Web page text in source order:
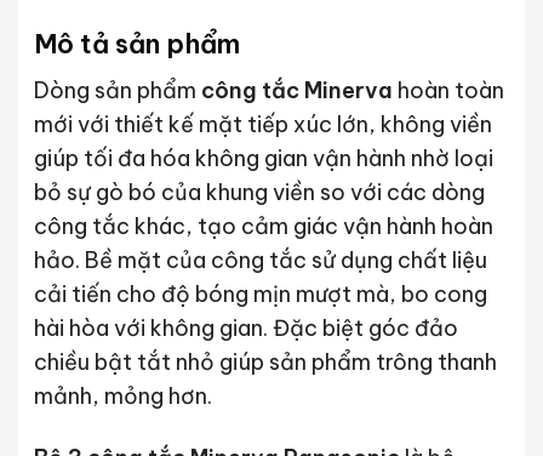
Mô tả sản phẩm
Dòng sản phẩm công tắc Minerva hoàn toàn
mới với thiết kế mặt tiếp xúc lớn, không viền
giúp tối đa hóa không gian vận hành nhờ loại
bỏ sự gò bó của khung viền so với các dòng
công tắc khác, tạo cảm giác vận hành hoàn
hảo. Bề mặt của công tắc sử dụng chất liệu
cải tiến cho độ bóng mịn mượt mà, bo cong
hài hòa với không gian. Đặc biệt góc đảo
chiều bật tắt nhỏ giúp sản phẩm trông thanh
mảnh, mỏng hơn.